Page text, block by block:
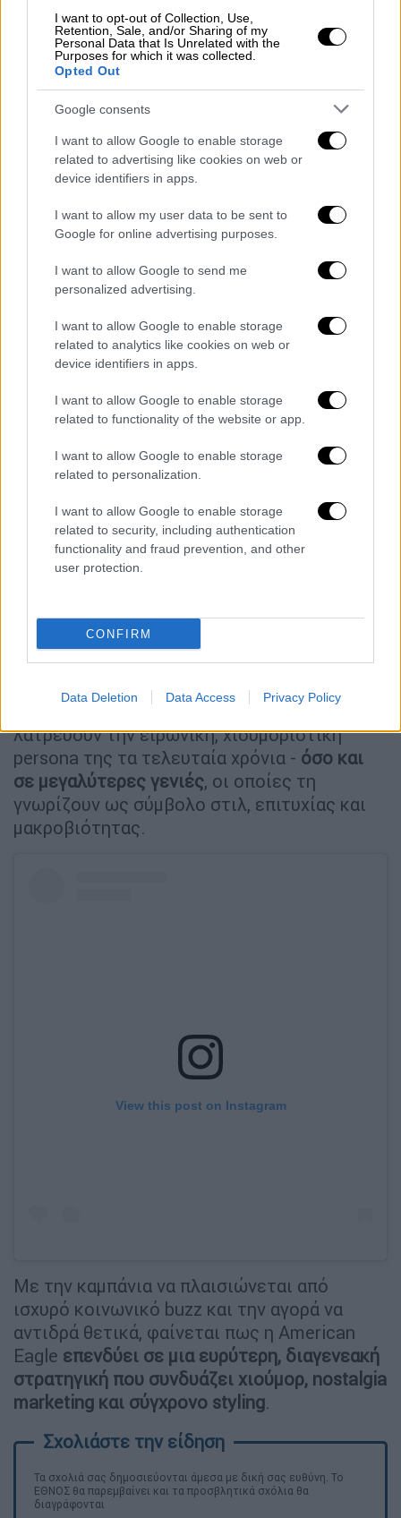
I want to opt-out of Collection, Use,
Retention, Sale, and/or Sharing of my
Personal Data that Is Unrelated with the
Purposes for which it was collected.
Opted Out
Google consents
I want to allow Google to enable storage
related to advertising like cookies on web or
device identifiers in apps.
I want to allow my user data to be sent to
Google for online advertising purposes.
I want to allow Google to send me
personalized advertising.
I want to allow Google to enable storage
related to analytics like cookies on web or
device identifiers in apps.
I want to allow Google to enable storage
related to functionality of the website or app.
I want to allow Google to enable storage
related to personalization.
I want to allow Google to enable storage
related to security, including authentication
functionality and fraud prevention, and other
user protection.
CONFIRM
Data Deletion Data Access Privacy Policy
απάντηση- στη συζήτηση που άνοιξε η
προηγούμενη συνεργασία της American Eagle
με τη δημοφιλή ηθοποιό Σίντνεϊ Σουίνι. Η
φράση «Sydney Sweeney Has Great Jeans»
είχε προκαλέσει κριτική από χρήστες στα
κοινωνικά δίκτυα, οι οποίοι
θεώρησαν ότι
το λογοπαίγνιο μεταξύ «jeans» και «genes»
αγγίζει ιστορικά ευαίσθητα θέματα
όρος «εξαιρετικά γονίδια» έχει συσχετιστεί
με ρητορικές περί φυλετικής
ανωτερότητας.
video
Παρά τις αντιδράσεις, η εταιρεία δήλωσε
ότι η συνεργασία με την «ξανθιά σεξοβόμβα»
οδήγησε σε εξάντληση των προϊόντων μέσα
σε μία εβδομάδα, ρεκόρ επισκεψιμότητας
σελίδα της.
Αναλυτές εκτιμούν ότι η επιλογή της
Στιούαρτ είναι στρατηγική:
απευθύνεται
τόσο στους νεότερους καταναλωτές
- που
λατρεύουν την ειρωνική, χιουμοριστική
persona της τα τελευταία χρόνια - όσο και
σε μεγαλύτερες γενιές, οι οποίες τη
γνωρίζουν ως σύμβολο στιλ, επιτυχίας και
μακροβιότητας.
View this post on Instagram
Με την καμπάνια να πλαισιώνεται από
ισχυρό κοινωνικό buzz και την αγορά να
αντιδρά θετικά, φαίνεται πως η American
Eagle επενδύει σε μια ευρύτερη, διαγενεακή
στρατηγική που συνδυάζει χιούμορ, nostalgia
marketing και σύγχρονο styling.
Τα σχολιά σας δημοσιεύονται άμεσα με δική σας ευθύνη. Το
ΕΘΝΟΣ θα παρεμβαίνει και τα προσβλητικά σχόλια θα
διαγράφονται